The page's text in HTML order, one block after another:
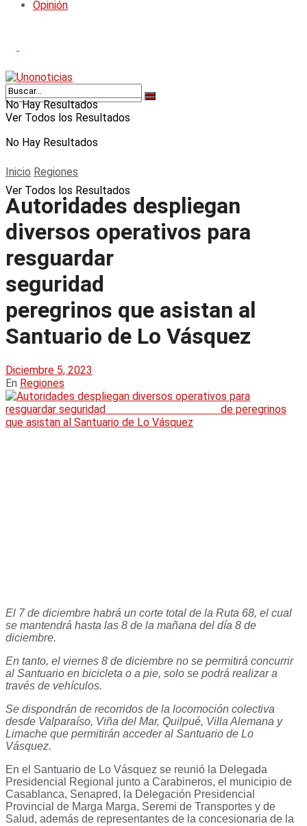
Opinión
No Hay Resultados
Ver Todos los Resultados
No Hay Resultados
Ver Todos los Resultados
Inicio Regiones
Autoridades despliegan
diversos operativos para
resguardar
seguridad
peregrinos que asistan al
Santuario de Lo Vásquez
Diciembre 5, 2023
En Regiones
El 7 de diciembre habrá un corte total de la Ruta 68, el cual
se mantendrá hasta las 8 de la mañana del día 8 de
diciembre.
En tanto, el viernes 8 de diciembre no se permitirá concurrir
al Santuario en bicicleta o a pie, solo se podrá realizar a
través de vehículos.
Se dispondrán de recorridos de la locomoción colectiva
desde Valparaíso, Viña del Mar, Quilpué, Villa Alemana y
Limache que permitirán acceder al Santuario de Lo
Vásquez.
En el Santuario de Lo Vásquez se reunió la Delegada
Presidencial Regional junto a Carabineros, el municipio de
Casablanca, Senapred, la Delegación Presidencial
Provincial de Marga Marga, Seremi de Transportes y de
Salud, además de representantes de la concesionaria de la